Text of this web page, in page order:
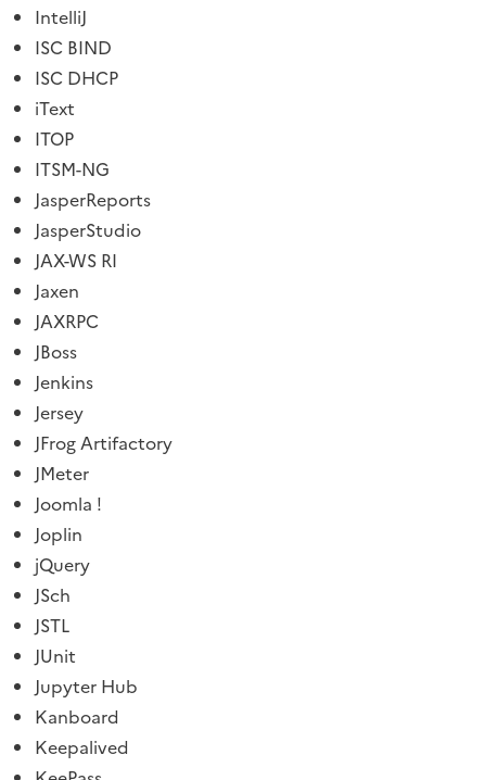
IntelliJ
ISC BIND
ISC DHCP
iText
ITOP
ITSM-NG
JasperReports
JasperStudio
JAX-WS RI
Jaxen
JAXRPC
JBoss
Jenkins
Jersey
JFrog Artifactory
JMeter
Joomla !
Joplin
jQuery
JSch
JSTL
JUnit
Jupyter Hub
Kanboard
Keepalived